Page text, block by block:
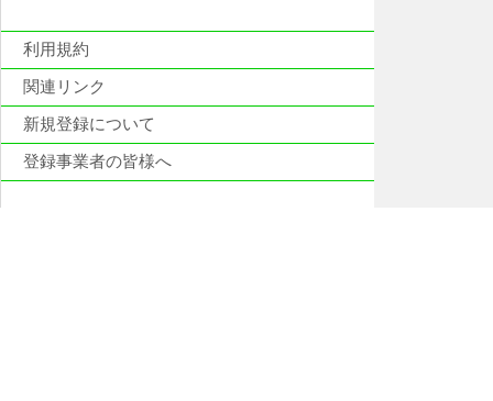
利用規約
関連リンク
新規登録について
登録事業者の皆様へ